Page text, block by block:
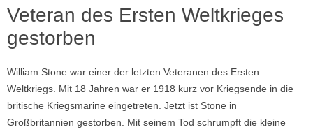
Veteran des Ersten Weltkrieges
gestorben
William Stone war einer der letzten Veteranen des Ersten
Weltkriegs. Mit 18 Jahren war er 1918 kurz vor Kriegsende in die
britische Kriegsmarine eingetreten. Jetzt ist Stone in
Großbritannien gestorben. Mit seinem Tod schrumpft die kleine